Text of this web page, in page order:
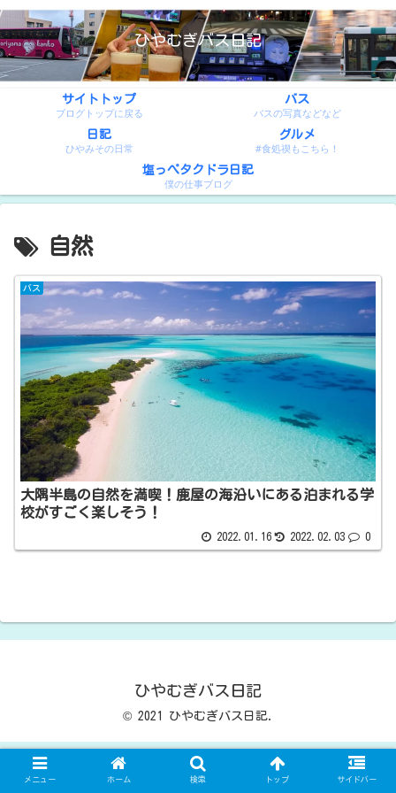
ひやむぎバス日記
サイトトップ
ブログトップに戻る
バス
バスの写真などなど
日記
ひやみその日常
グルメ
#食処禊もこちら！
塩っぺタクドラ日記
僕の仕事ブログ
自然
バス
大隅半島の自然を満喫！鹿屋の海沿いにある泊まれる学
校がすごく楽しそう！
2022.01.16 2022.02.03 0
ひやむぎバス日記
© 2021 ひやむぎバス日記.
メニュー ホーム 検索 トップ サイドバー